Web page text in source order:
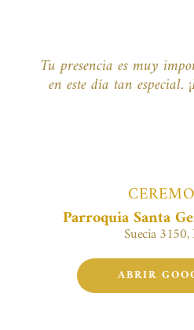
Tu presencia es muy
en este día tan especial.
Parroquia Santa
Suecia
ABRIR